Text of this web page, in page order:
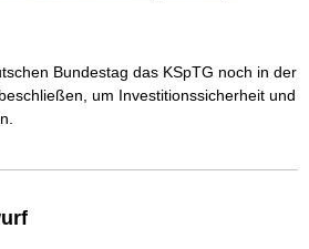
Bundestag das KSpTG noch in der
um Investitionssicherheit und